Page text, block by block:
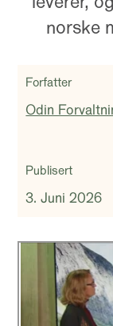
norske
Forfatter
Odin
Publisert
3. Juni 2026